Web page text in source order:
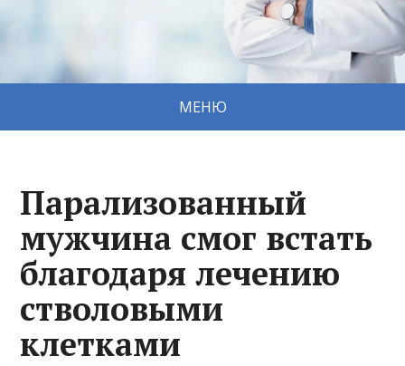
МЕНЮ
Парализованный
мужчина смог встать
благодаря лечению
стволовыми
клетками